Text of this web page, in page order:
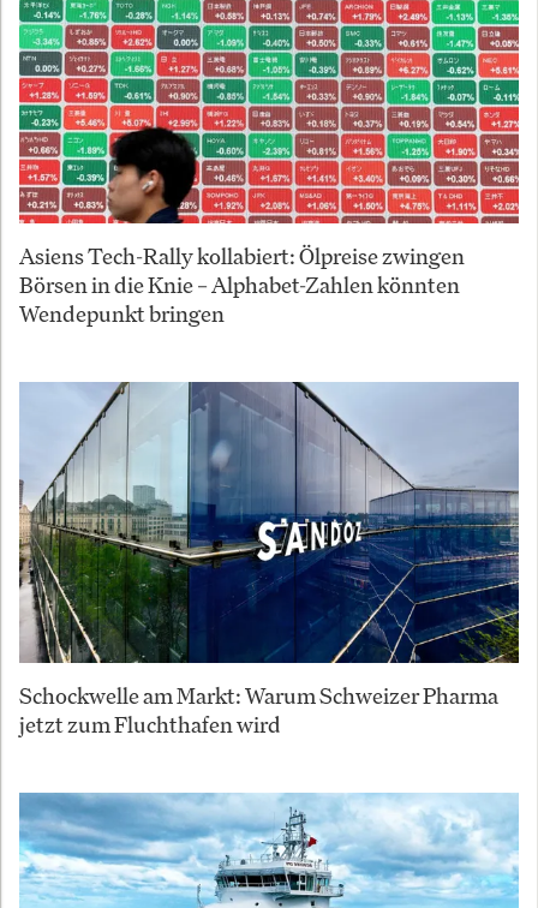
Asiens Tech-Rally kollabiert: Ölpreise zwingen
Börsen in die Knie – Alphabet-Zahlen könnten
Wendepunkt bringen
Schockwelle am Markt: Warum Schweizer Pharma
jetzt zum Fluchthafen wird